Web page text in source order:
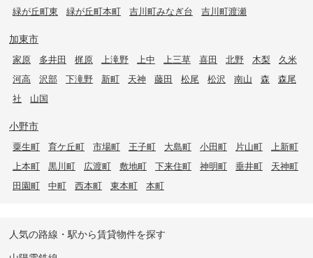
緑が丘町東
緑が丘町本町 吉川町みなぎ台 吉川町渡瀬
加東市
家原 多井田 梶原 上滝野 上中 上三草 喜田 北野 木梨
久米
河高
沢部 下滝野 新町 天神 藤田 松尾 松沢 南山 森
森尾
社
山国
小野市
粟生町 育ケ丘町 市場町 王子町 大島町 小田町 片山町
上新町
上本町
黒川町 広渡町 敷地町 下来住町 神明町 垂井町
天神町
田園町
中町 西本町 東本町 本町
人気の路線・駅から賃貸物件を探す